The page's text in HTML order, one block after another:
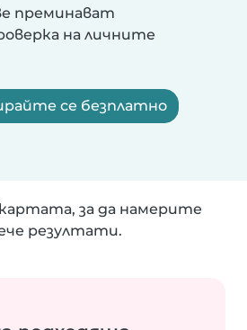
преминават
на личните
се безплатно
за да намерите
резултати.